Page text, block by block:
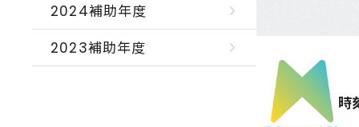
2024補助年度
2023補助年度
時